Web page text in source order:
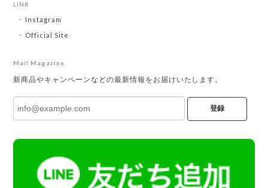
LINK
Instagram
Official Site
Mail Magazine
新商品やキャンペーンなどの最新情報をお届けいたします。
登録